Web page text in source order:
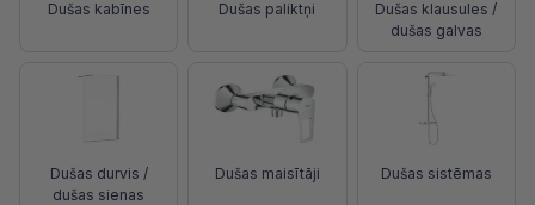
Dušas kabīnes Dušas paliktņi
Dušas klausules /
dušas galvas
Dušas durvis /
dušas sienas
Dušas maisītāji Dušas sistēmas